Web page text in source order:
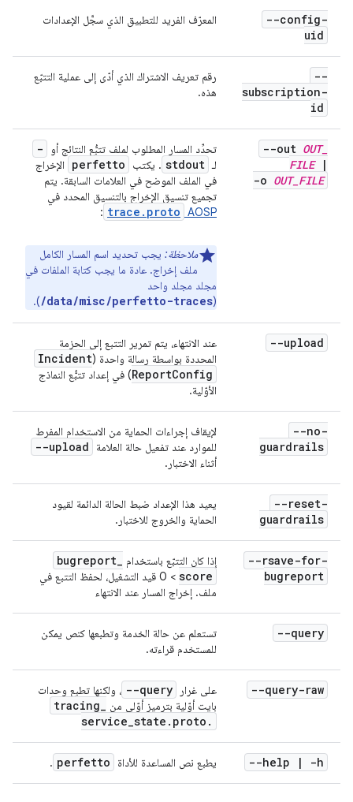
--config-
uid
المعرّف الفريد للتطبيق الذي سجَّل الإعدادات
--
subscription-
id
رقم تعريف الاشتراك الذي أدّى إلى عملية التتبّع
هذه.
--out OUT_
FILE
|
-o OUT_ FILE
تحدِّد المسار المطلوب لملف تتبُّع النتائج أو -
لـ stdout . يكتب perfetto
الإخراج
في الملف الموضح في العلامات السابقة. يتم
تجميع تنسيق الإخراج بالتنسيق المحدد في
AOSP
trace.proto
:
ملاحظة: يجب تحديد اسم المسار الكامل
ملف إخراج. عادة ما يجب كتابة الملفات في
مجلد مجلد واحد
(
/data/misc/perfetto-traces
).
--upload
عند الانتهاء، يتم تمرير التتبع إلى الحزمة
المحددة بواسطة رسالة واحدة (Incident
ReportConfig
) في إعداد تتبُّع النماذج
الأوّلية.
--no-
guardrails
لإيقاف إجراءات الحماية من الاستخدام المفرط
للموارد عند تفعيل حالة العلامة
--upload
أثناء الاختبار.
--reset-
guardrails
يعيد هذا الإعداد ضبط الحالة الدائمة لقيود
الحماية والخروج للاختبار.
--rsave-for-
bugreport
إذا كان التتبّع باستخدام bugreport_
score
> 0 قيد التشغيل، لحفظ التتبع في
ملف. إخراج المسار عند الانتهاء
--query
تستعلم عن حالة الخدمة وتطبعها كنص يمكن
للمستخدم قراءته.
--query-raw على غرار --query ، ولكنها تطبع وحدات
بايت أوّلية بترميز أوّلي من
tracing_
service_state . proto .
--help | -h يطبع نص المساعدة للأداة perfetto
.